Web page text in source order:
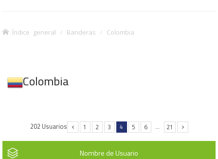
Índice general Banderas Colombia
Colombia
202 Usuarios 1 2 3 4 5 6 … 21
Nombre de Usuario